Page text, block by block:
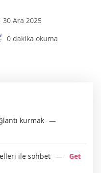
30 Ara 2025
0 dakika okuma
kurmak
ile sohbet
Get